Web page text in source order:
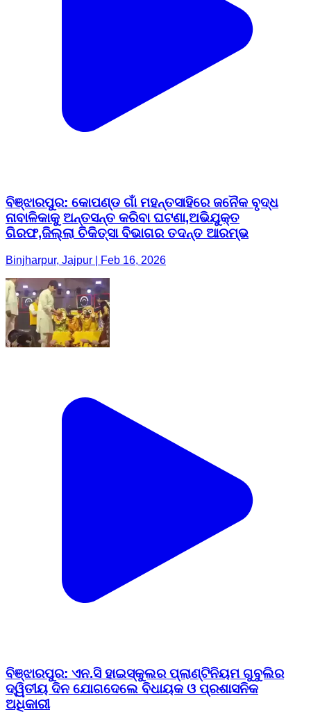
ବିଞ୍ଝାରପୁର: କୋପଣ୍ଡ ଗାଁ ମହନ୍ତସାହିରେ ଜନୈକ ବୃଦ୍ଧ
ନାବାଳିକାକୁ ଅନ୍ତସନ୍ତ କରିବା ଘଟଣା,ଅଭିଯୁକ୍ତ
ଗିରଫ,ଜିଲ୍ଲା ଚିକିତ୍ସା ବିଭାଗର ତଦନ୍ତ ଆରମ୍ଭ
Binjharpur, Jajpur | Feb 16, 2026
ବିଞ୍ଝାରପୁର: ଏନ.ସି ହାଇସ୍କୁଲର ପ୍ଲାଣ୍ଟିନିୟମ ଗୁବୁଲିର
ଦ୍ୱିତୀୟ ଦିନ ଯୋଗଦେଲେ ବିଧାୟକ ଓ ପ୍ରଶାସନିକ
ଅଧିକାରୀ